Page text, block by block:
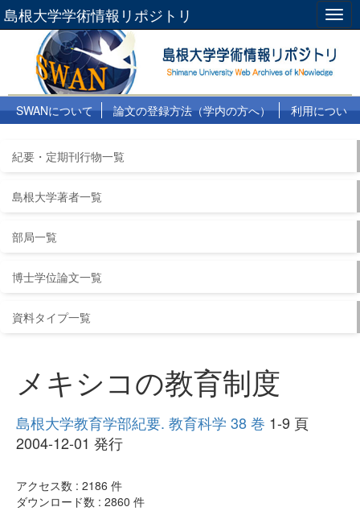
島根大学学術情報リポジトリ
SWANについて 論文の登録方法（学内の方へ）
利用につい
紀要・定期刊行物一覧
島根大学著者一覧
部局一覧
博士学位論文一覧
資料タイプ一覧
メキシコの教育制度
島根大学教育学部紀要. 教育科学 38 巻 1-9 頁
2004-12-01 発行
アクセス数 : 2186 件
ダウンロード数 : 2860 件